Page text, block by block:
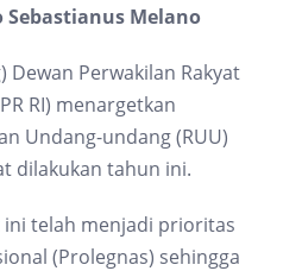
Melano
Dewan Perwakilan Rakyat
RI) menargetkan
Undang-undang (RUU)
dilakukan tahun ini.
ini telah menjadi prioritas
(Prolegnas) sehingga